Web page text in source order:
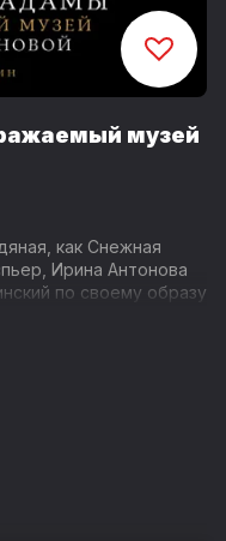
музей
как Снежная
Ирина Антонова
по своему образу
музей:
Антоновой», вы
как изменила
одержимость своими
искусства и